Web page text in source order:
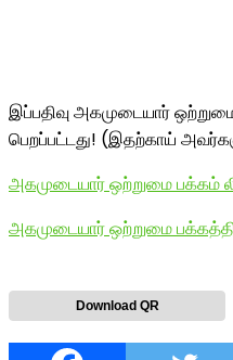
இப்பதிவு அகமுடையார்
பெறப்பட்டது! (இதற்காய்
அகமுடையார் ஒற்றுமை பக்கம்
அகமுடையார் ஒற்றுமை
Download QR